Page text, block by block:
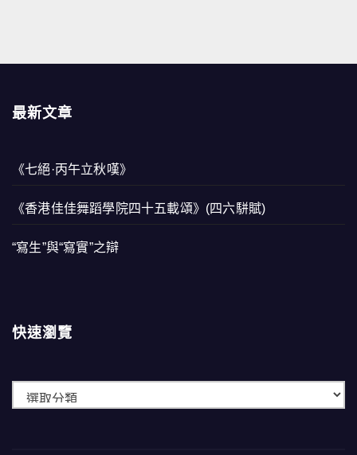
最新文章
《七絕·丙午立秋嘆》
《香港佳佳舞蹈學院四十五載頌》(四六駢賦)
“寫生”與“寫實”之辯
快速瀏覽